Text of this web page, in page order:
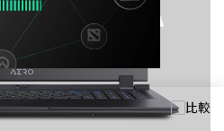
比較